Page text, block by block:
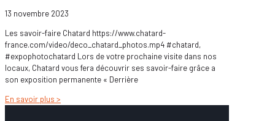
13 novembre 2023
Les savoir-faire Chatard https://www.chatard-
france.com/video/deco_chatard_photos.mp4 #chatard,
#expophotochatard Lors de votre prochaine visite dans nos
locaux, Chatard vous fera découvrir ses savoir-faire grâce a
son exposition permanente « Derrière
En savoir plus >